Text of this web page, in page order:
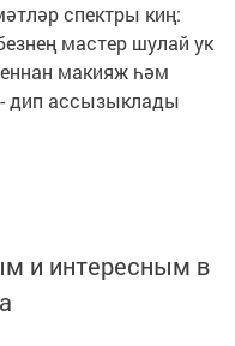
спектры киң:
мастер шулай ук
макияж һәм
- дип ассызыклады
и интересным в